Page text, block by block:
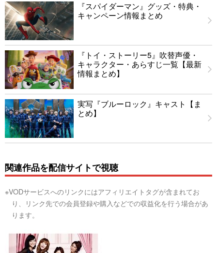
『スパイダーマン』グッズ・特典・
キャンペーン情報まとめ
『トイ・ストーリー5』吹替声優・
キャラクター・あらすじ一覧【最新
情報まとめ】
実写『ブルーロック』キャスト【ま
とめ】
関連作品を配信サイトで視聴
※VODサービスへのリンクにはアフィリエイトタグが含まれてお
り、リンク先での会員登録や購入などでの収益化を行う場合があ
ります。